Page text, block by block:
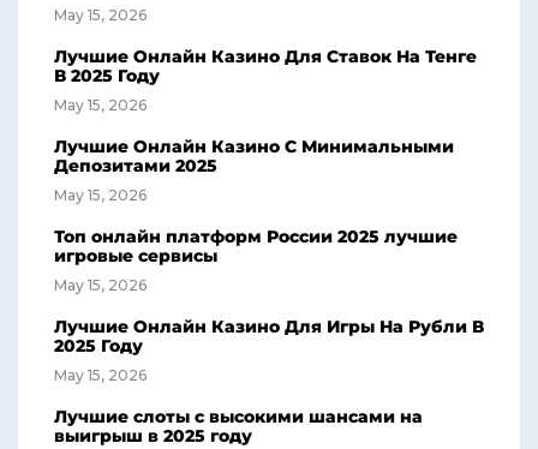
May 15, 2026
Лучшие Онлайн Казино Для Ставок На Тенге
В 2025 Году
May 15, 2026
Лучшие Онлайн Казино С Минимальными
Депозитами 2025
May 15, 2026
Топ онлайн платформ России 2025 лучшие
игровые сервисы
May 15, 2026
Лучшие Онлайн Казино Для Игры На Рубли В
2025 Году
May 15, 2026
Лучшие слоты с высокими шансами на
выигрыш в 2025 году